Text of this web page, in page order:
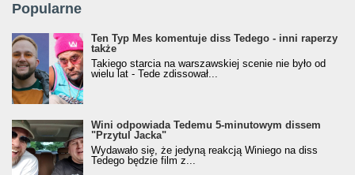
Popularne
Ten Typ Mes komentuje diss Tedego - inni raperzy
także
Takiego starcia na warszawskiej scenie nie było od
wielu lat - Tede zdissował...
Wini odpowiada Tedemu 5-minutowym dissem
"Przytul Jacka"
Wydawało się, że jedyną reakcją Winiego na diss
Tedego będzie film z...